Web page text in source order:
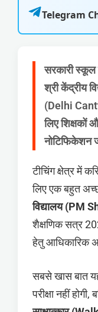
Telegram
सरकारी स्कूल
श्री केंद्रीय
(Delhi
लिए शिक्षकों
नोटिफिकेशन
टीचिंग क्षेत्र में
लिए एक बहुत
विद्यालय (PM
शैक्षणिक सत्र
हेतु आधिकारिक
सबसे खास बात
परीक्षा नहीं